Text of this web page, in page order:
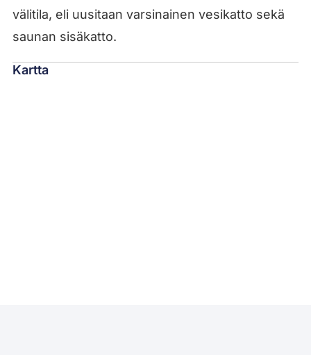
välitila, eli uusitaan varsinainen vesikatto sekä
saunan sisäkatto.
Kartta